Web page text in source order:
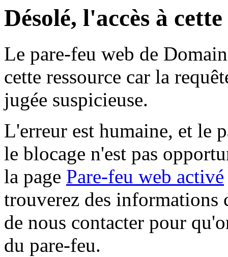
Désolé, l'accès à
Le pare-feu web de
cette ressource car la
jugée suspicieuse.
L'erreur est humaine, et le
le blocage n'est pas
la page Pare-feu web activé
trouverez des informations
de nous contacter pour
du pare-feu.